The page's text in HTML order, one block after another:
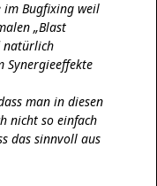
im Bugfixing weil
„Blast
natürlich
Synergieeffekte
man in diesen
nicht so einfach
das sinnvoll aus